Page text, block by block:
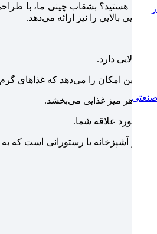
هستید؟ بشقاب چینی ما، با
بالایی را نیز ارائه می‌دهد.
بالایی دارد.
این امکان را می‌دهد که غذاهای
به هر میز غذایی می‌بخشد.
مورد علاقه شما.
هر آشپزخانه یا رستورانی است